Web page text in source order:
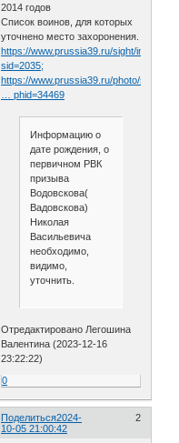
2014 годов
Список воинов, для которых
уточнено место захоронения.
https://www.prussia39.ru/sight/
sid=2035;
https://www.prussia39.ru/photo/
… phid=34469
Информацию о
дате рождения, о
первичном РВК
призыва
Водовскова(
Вадовскова)
Николая
Васильевича
необходимо,
видимо,
уточнить.
Отредактировано Легошина
Валентина (2023-12-16
23:22:22)
0
Поделиться 2
2024-
10-05 21:00:42